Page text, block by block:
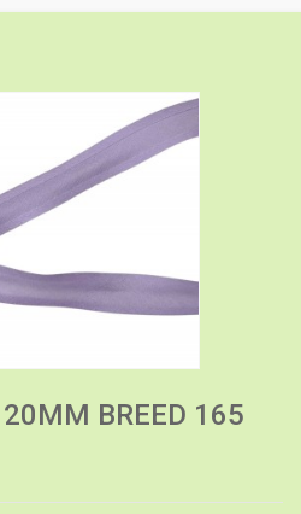
BREED 165